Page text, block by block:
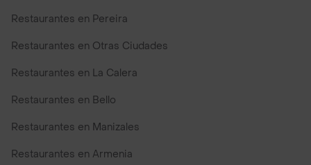
Restaurantes en Pereira
Restaurantes en Otras Ciudades
Restaurantes en La Calera
Restaurantes en Bello
Restaurantes en Manizales
Restaurantes en Armenia